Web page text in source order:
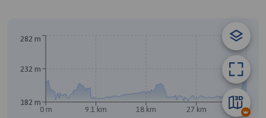
0 m 9.1 km 18 km 27 km 36 km
182 m
232 m
282 m